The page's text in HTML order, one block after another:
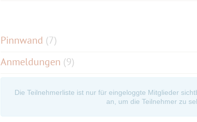
sowie (wichtig!) gute Laune sowie gutes Wetter 😎
Rückfahrtmöglichkeiten vom unserem Zielort
daher kann es u.U. auch sein das ich nicht
Pinnwand (7)
Anmeldungen (9)
Die Teilnehmerliste ist nur für eingeloggte Mitglieder
an, um die Teilnehmer zu